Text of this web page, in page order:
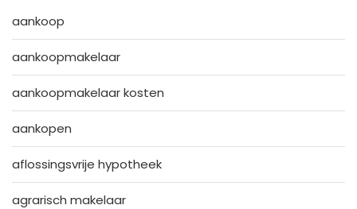
aankoop
aankoopmakelaar
aankoopmakelaar kosten
aankopen
aflossingsvrije hypotheek
agrarisch makelaar